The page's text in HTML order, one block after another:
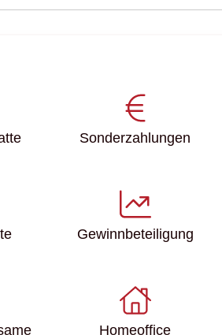
Sonder­zahlungen
Gewinn­beteiligung
Homeoffice